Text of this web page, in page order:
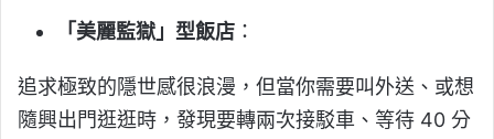
「美麗監獄」型飯店 ：
追求極致的隱世感很浪漫，但當你需要叫外送、或想
隨興出門逛逛時，發現要轉兩次接駁車、等待 40 分